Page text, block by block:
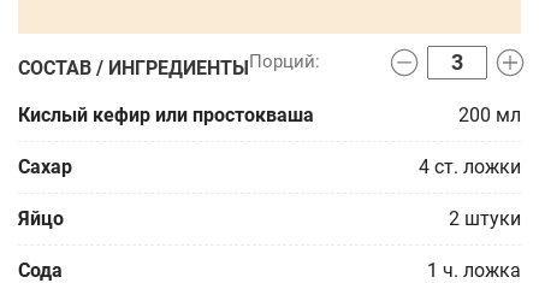
СОСТАВ / ИНГРЕДИЕНТЫ
Кислый кефир или простокваша 200 мл
Сахар 4 ст. ложки
Яйцо 2 штуки
Сода 1 ч. ложка